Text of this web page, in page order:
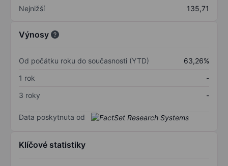
Nejnižší
135,71
Výnosy
Od počátku roku do současnosti (YTD)
63,26%
1 rok
-
3 roky
-
Data poskytnuta od
Klíčové statistiky